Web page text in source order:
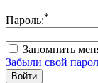
Пароль:*
Запомнить
Забыли свой